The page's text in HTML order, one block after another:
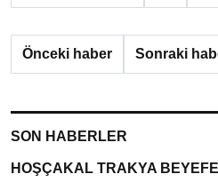
Önceki haber Sonraki
SON HABERLER
HOŞÇAKAL TRAKYA